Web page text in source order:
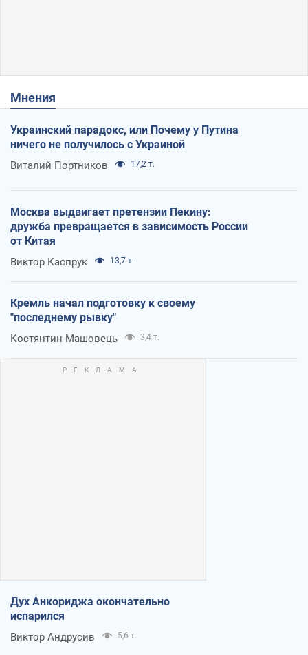
Мнения
Украинский парадокс, или Почему у Путина
ничего не получилось с Украиной
Виталий Портников 17,2 т.
Москва выдвигает претензии Пекину:
дружба превращается в зависимость России
от Китая
Виктор Каспрук 13,7 т.
Кремль начал подготовку к своему
"последнему рывку"
Костянтин Машовець 3,4 т.
Дух Анкориджа окончательно
испарился
Виктор Андрусив 5,6 т.